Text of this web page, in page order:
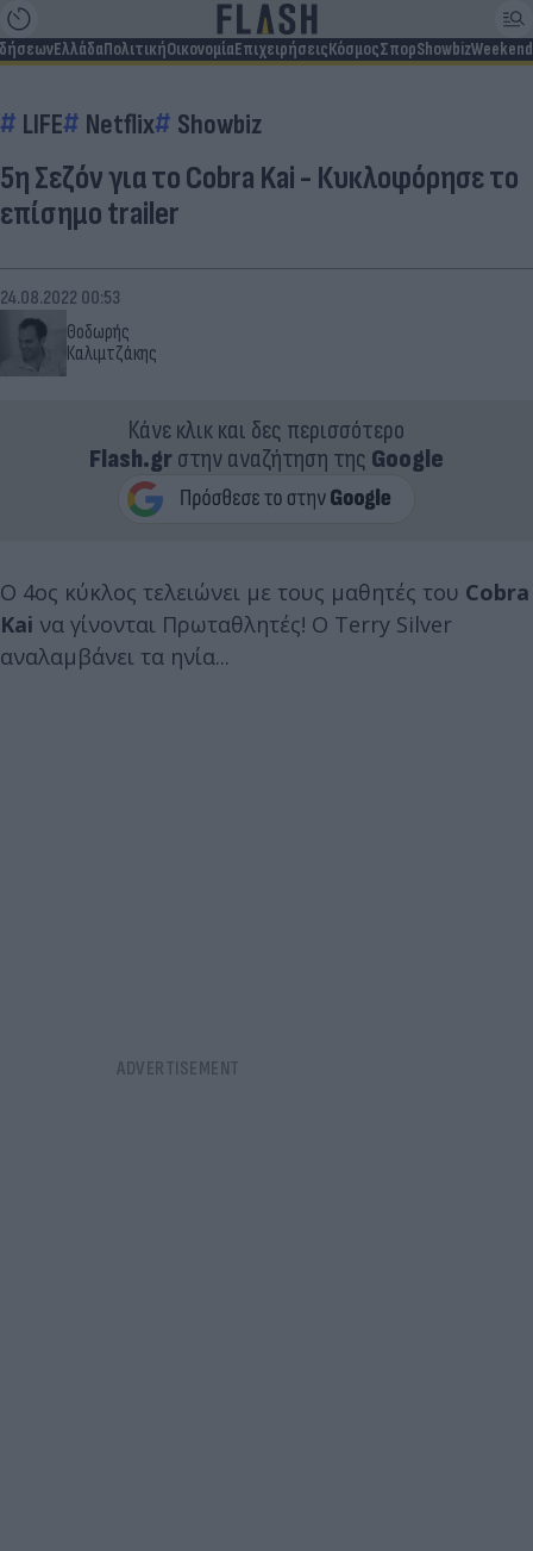
ΕλλάδαΠολιτικήΟικονομίαΕπιχειρήσειςΚόσμοςΣπορShowbizWeekend
LIFE Netflix Showbiz
5η Σεζόν για το Cobra Kai - Κυκλοφόρησε το
επίσημο trailer
Θοδωρής
Καλιμτζάκης
24.08.2022 00:53
Κάνε κλικ και δες περισσότερο
Flash.grστην αναζήτηση της Google
Ο 4ος κύκλος τελειώνει με τους μαθητές του Cobra
Kai να γίνονται Πρωταθλητές! Ο Terry Silver
αναλαμβάνει τα ηνία...